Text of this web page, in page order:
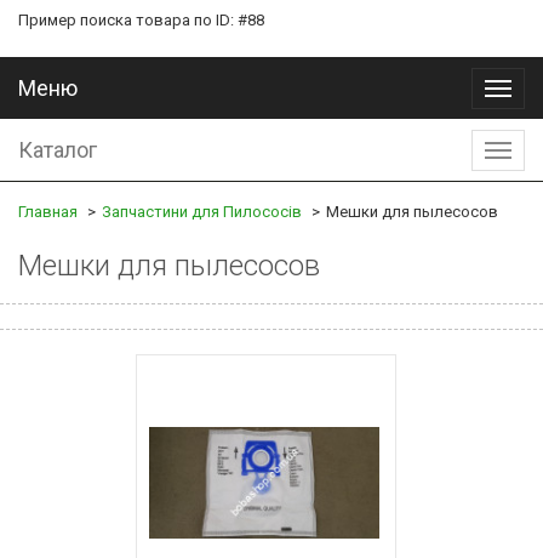
Пример поиска товара по ID: #88
Меню
Меню
Каталог
Главная Запчастини для Пилососів Мешки для пылесосов
Мешки для пылесосов